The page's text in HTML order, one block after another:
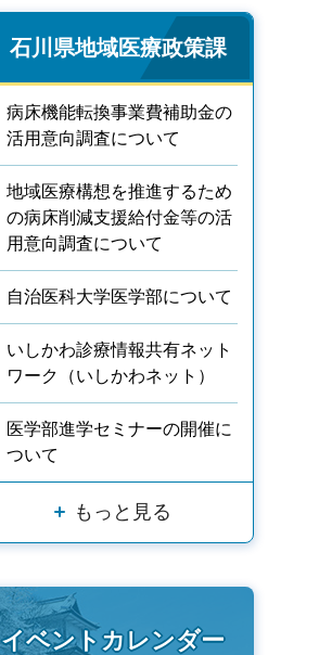
石川県地域医療政策課
病床機能転換事業費補助金の
活用意向調査について
地域医療構想を推進するため
の病床削減支援給付金等の活
用意向調査について
自治医科大学医学部について
いしかわ診療情報共有ネット
ワーク（いしかわネット）
医学部進学セミナーの開催に
ついて
もっと見る
イベントカレンダー